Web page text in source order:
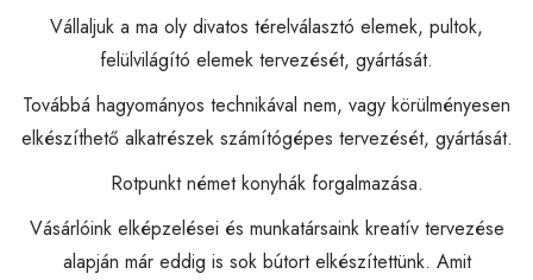
Vállaljuk a ma oly divatos térelválasztó elemek, pultok,
felülvilágító elemek tervezését, gyártását.
Továbbá hagyományos technikával nem, vagy körülményesen
elkészíthető alkatrészek számítógépes tervezését, gyártását.
Rotpunkt német konyhák forgalmazása.
Vásárlóink elképzelései és munkatársaink kreatív tervezése
alapján már eddig is sok bútort elkészítettünk. Amit